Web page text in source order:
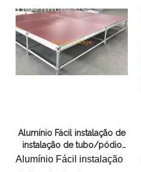
Alumínio Fácil instalação de
instalação de tubo/pódio
Plataforma de concertos
Alumínio Fácil instalação